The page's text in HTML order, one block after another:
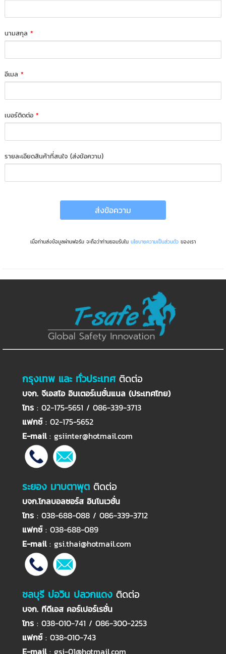
นามสกุล*
อีเมล*
เบอร์ติดต่อ*
รายละเอียดสินค้าที่สนใจ (ส่งข้อความ)
ส่งข้อความ
เมื่อท่านส่งข้อมูลผ่านฟอร์ม จะถือว่าท่านยอมรับใน นโยบายความเป็นส่วนตัว ของเรา
กรุงเทพ และ ทั่วประเทศ ติดต่อ
บจก. จีเอสไอ อินเตอร์เนชั่นแนล (ประเทศไทย)
โทร : 02-175-5651 / 086-339-3713
แฟกซ์: 02-175-5652
E-mail: gsiinter@hotmail.com
ระยอง มาบตาพุต ติดต่อ
บจก.โกลบอลซอร์ส อินโนเวชั่น
โทร : 038-688-088 / 086-339-3712
แฟกซ์: 038-688-089
E-mail: gsi.thai@hotmail.com
ชลบุรี บ่อวิน ปลวกแดง ติดต่อ
บจก. ทีดีเอส คอร์เปอร์เรชั่น
โทร : 038-010-741 / 086-300-2253
แฟกซ์: 038-010-743
E-mail: gsi-01@hotmail.com